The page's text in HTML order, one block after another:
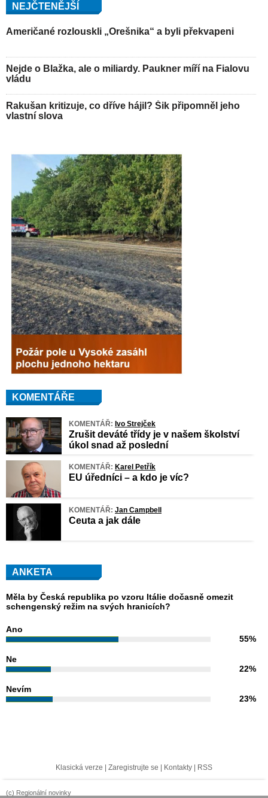
NEJČTENĚJŠÍ
Američané rozlouskli „Orešnika“ a byli překvapeni
Nejde o Blažka, ale o miliardy. Paukner míří na Fialovu
vládu
Rakušan kritizuje, co dříve hájil? Šik připomněl jeho
vlastní slova
KOMENTÁŘE
KOMENTÁŘ: Ivo Strejček
Zrušit deváté třídy je v našem školství
úkol snad až poslední
KOMENTÁŘ: Karel Petřík
EU úředníci – a kdo je víc?
KOMENTÁŘ: Jan Campbell
Ceuta a jak dále
ANKETA
Měla by Česká republika po vzoru Itálie dočasně omezit
schengenský režim na svých hranicích?
Ano
55%
Ne
22%
Nevím
23%
Klasická verze | Zaregistrujte se | Kontakty | RSS
(c) Regionální novinky